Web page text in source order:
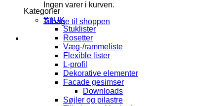
Ingen varer i kurven.
Tilbage til shoppen
Kategorier
STUK
Stuklister
Rosetter
Væg-/rammeliste
Flexible lister
L-profil
Dekorative elementer
Facade gesimser
Downloads
Søjler og pilastre